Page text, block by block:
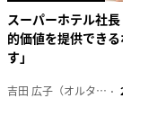
スーパーホテル社長「地域
的価値を提供できるホテル
す」
吉田 広子（オルタナ輪番編集長） 2026年6